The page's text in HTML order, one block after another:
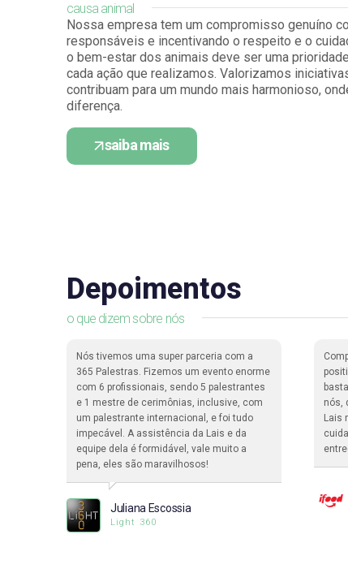
causa animal
Nossa empresa tem um compromisso genuíno
responsáveis e incentivando o respeito e o
o bem-estar dos animais deve ser uma
cada ação que realizamos. Valorizamos
contribuam para um mundo mais harmonioso,
diferença.
saiba mais
o que dizem sobre nós
Depoimentos
Nós tivemos uma super parceria com a
365 Palestras. Fizemos um evento enorme
com 6 profissionais, sendo 5 palestrantes
e 1 mestre de cerimônias, inclusive, com
um palestrante internacional, e foi tudo
impecável. A assistência da Lais e da
equipe dela é formidável, vale muito a
pena, eles são maravilhosos!
Juliana Escossia
Light 360
nós,
Lais